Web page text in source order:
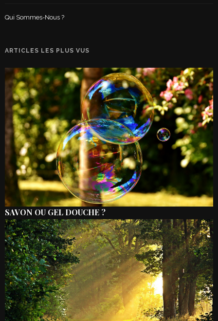
Qui Sommes-Nous ?
ARTICLES LES PLUS VUS
SAVON OU GEL DOUCHE ?